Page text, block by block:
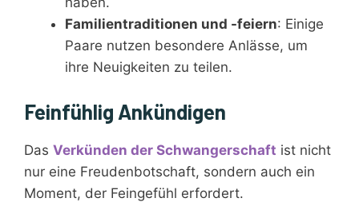
Familientraditionen und -feiern: Einige
Paare nutzen besondere Anlässe, um
ihre Neuigkeiten zu teilen.
Feinfühlig Ankündigen
Das Verkünden der Schwangerschaft ist nicht
nur eine Freudenbotschaft, sondern auch ein
Moment, der Feingefühl erfordert.